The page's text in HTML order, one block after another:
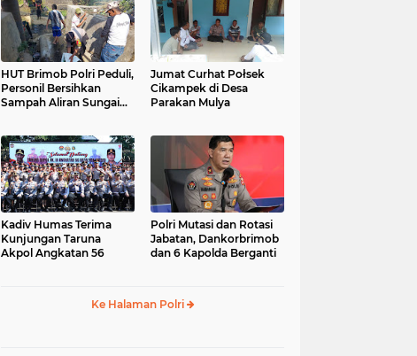
HUT Brimob Polri Peduli,
Personil Bersihkan
Sampah Aliran Sungai
Jumat Curhat Połsek
Cikampek di Desa
Parakan Mulya
Kadiv Humas Terima
Kunjungan Taruna
Akpol Angkatan 56
Polri Mutasi dan Rotasi
Jabatan, Dankorbrimob
dan 6 Kapolda Berganti
Ke Halaman Polri